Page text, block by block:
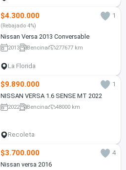
$4.300.000 1
(Rebajado 4%)
Nissan Versa 2013 Conversable
2013 Bencina 277677 km
La Florida
$9.890.000
1
NISSAN VERSA 1.6 SENSE MT 2022
2022 Bencina 48000 km
Recoleta
$3.700.000
4
Nissan versa 2016